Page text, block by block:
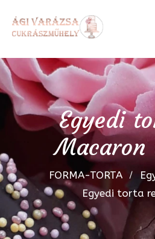
Egyedi
FORMA-TORTA
Egyedi torta